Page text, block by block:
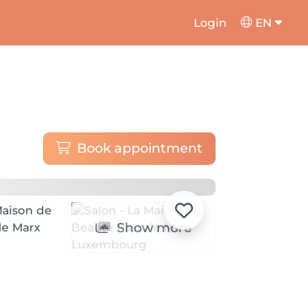
Login EN
Book appointment
Show more